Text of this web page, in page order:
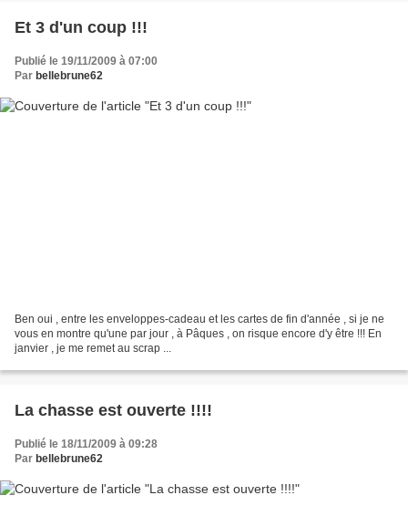
Et 3 d'un coup !!!
Publié le 19/11/2009 à 07:00
Par bellebrune62
Ben oui , entre les enveloppes-cadeau et les cartes de fin d'année , si je ne
vous en montre qu'une par jour , à Pâques , on risque encore d'y être !!! En
janvier , je me remet au scrap ...
La chasse est ouverte !!!!
Publié le 18/11/2009 à 09:28
Par bellebrune62